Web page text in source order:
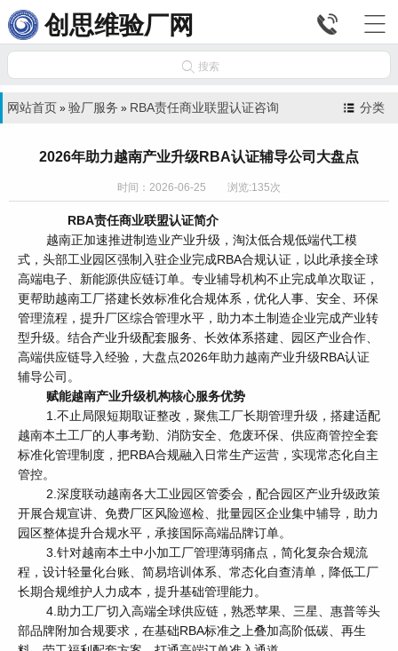
创思维验厂网 

 搜索
分类
网站首页 » 验厂服务 » RBA责任商业联盟认证咨询
2026年助力越南产业升级RBA认证辅导公司大盘点
时间：2026-06-25 浏览:135次
RBA责任商业联盟认证简介
越南正加速推进制造业产业升级，淘汰低合规低端代工模
式，头部工业园区强制入驻企业完成RBA合规认证，以此承接全球
高端电子、新能源供应链订单。专业辅导机构不止完成单次取证，
更帮助越南工厂搭建长效标准化合规体系，优化人事、安全、环保
管理流程，提升厂区综合管理水平，助力本土制造企业完成产业转
型升级。结合产业升级配套服务、长效体系搭建、园区产业合作、
高端供应链导入经验，大盘点2026年助力越南产业升级RBA认证
辅导公司。
赋能越南产业升级机构核心服务优势
1.不止局限短期取证整改，聚焦工厂长期管理升级，搭建适配
越南本土工厂的人事考勤、消防安全、危废环保、供应商管控全套
标准化管理制度，把RBA合规融入日常生产运营，实现常态化自主
管控。
2.深度联动越南各大工业园区管委会，配合园区产业升级政策
开展合规宣讲、免费厂区风险巡检、批量园区企业集中辅导，助力
园区整体提升合规水平，承接国际高端品牌订单。
3.针对越南本土中小加工厂管理薄弱痛点，简化复杂合规流
程，设计轻量化台账、简易培训体系、常态化自查清单，降低工厂
长期合规维护人力成本，提升基础管理能力。
4.助力工厂切入高端全球供应链，熟悉苹果、三星、惠普等头
部品牌附加合规要求，在基础RBA标准之上叠加高阶低碳、再生